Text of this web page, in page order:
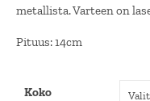
metallista. Varteen on
Pituus: 14cm
Koko